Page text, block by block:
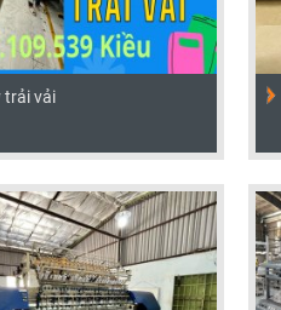
trải vải